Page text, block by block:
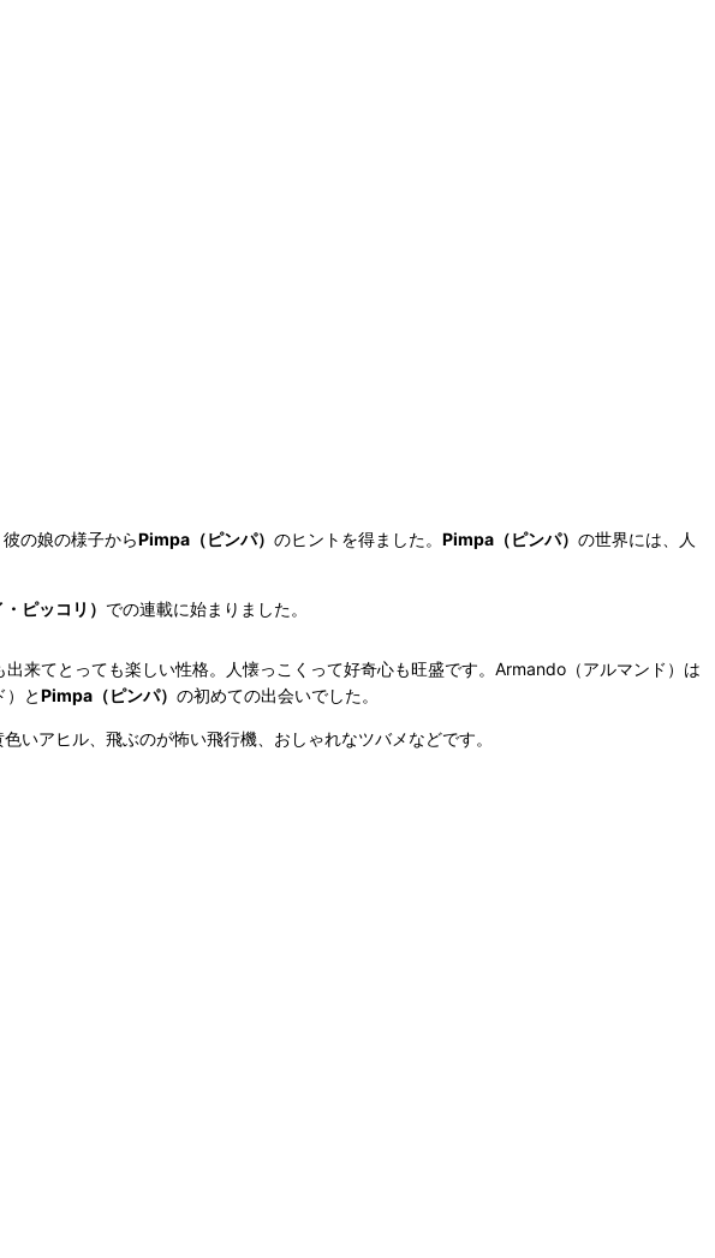
彼の娘の様子からPimpa（ピンパ） のヒントを得ました。 Pimpa（ピンパ） の世界には、人
ピッコリ） での連載に始まりました。
来てとっても楽しい性格。人懐っこくって好奇心も旺盛です。Armando（アルマンド）は
）とPimpa（ピンパ） の初めての出会いでした。
いアヒル、飛ぶのが怖い飛行機、おしゃれなツバメなどです。